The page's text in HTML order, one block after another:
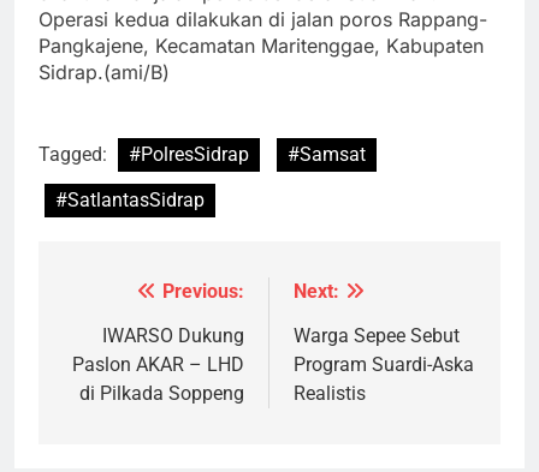
Operasi kedua dilakukan di jalan poros Rappang-
Pangkajene, Kecamatan Maritenggae, Kabupaten
Sidrap.(ami/B)
Tagged: #PolresSidrap
#Samsat
#SatlantasSidrap
Navigasi
pos
Previous:
IWARSO Dukung
Paslon AKAR – LHD
di Pilkada Soppeng
Next:
Warga Sepee Sebut
Program Suardi-Aska
Realistis